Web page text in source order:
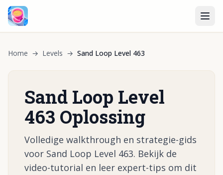
Home → Levels → Sand Loop Level 463
Sand Loop Level
463 Oplossing
Volledige walkthrough en strategie-gids
voor Sand Loop Level 463. Bekijk de
video-tutorial en leer expert-tips om dit